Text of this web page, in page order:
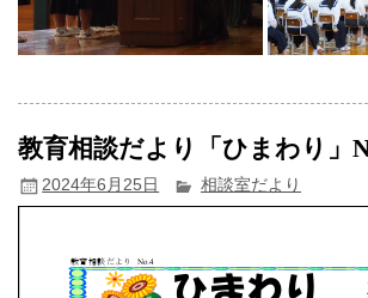
教育相談だより「ひまわり」
2024年6月25日 相談室だより